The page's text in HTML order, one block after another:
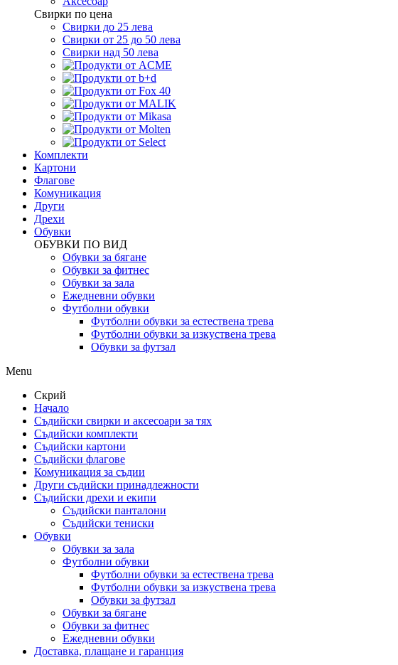
Свирки по цена
Свирки до 25 лева
Свирки от 25 до 50 лева
Свирки над 50 лева
Комплекти
Картони
Флагове
Комуникация
Други
Дрехи
Обувки
ОБУВКИ ПО ВИД
Обувки за бягане
Обувки за фитнес
Обувки за зала
Ежедневни обувки
Футболни обувки
Футболни обувки за естествена трева
Футболни обувки за изкуствена трева
Обувки за футзал
Menu
Скрий
Начало
Съдийски свирки и аксесоари за тях
Съдийски комплекти
Съдийски картони
Съдийски флагове
Комуникация за съдии
Други съдийски принадлежности
Съдийски дрехи и екипи
Съдийски панталони
Съдийски тениски
Обувки
Обувки за зала
Футболни обувки
Футболни обувки за естествена трева
Футболни обувки за изкуствена трева
Обувки за футзал
Обувки за бягане
Обувки за фитнес
Ежедневни обувки
Доставка, плащане и гаранция